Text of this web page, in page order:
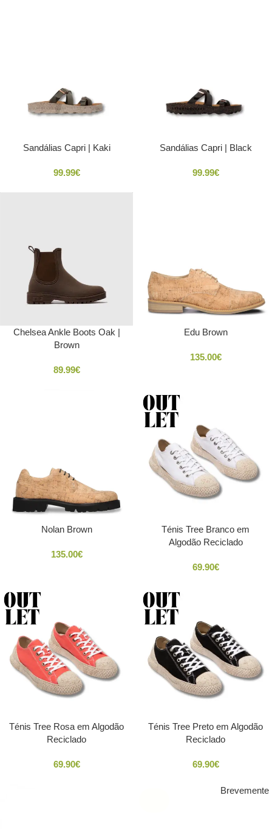
Sandálias Capri | Kaki
99.99€
Sandálias Capri | Black
99.99€
Chelsea Ankle Boots Oak |
Brown
89.99€
Edu Brown
135.00€
Nolan Brown
135.00€
Ténis Tree Branco em
Algodão Reciclado
69.90€
Ténis Tree Rosa em Algodão
Reciclado
69.90€
Ténis Tree Preto em Algodão
Reciclado
69.90€
Brevemente